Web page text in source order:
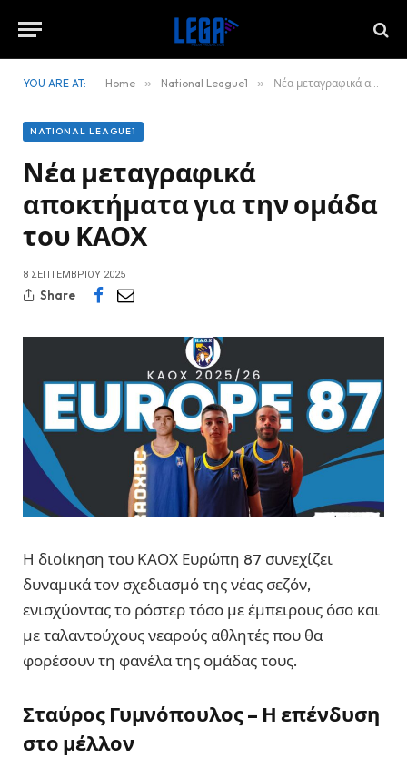
YOU ARE AT: Home » National League1 » Νέα μεταγραφικά αποκτήματα για την ομάδα του ΚΑΟΧ
NATIONAL LEAGUE1
Νέα μεταγραφικά
αποκτήματα για την ομάδα
του ΚΑΟΧ
8 ΣΕΠΤΕΜΒΡΊΟΥ 2025
Share
Η διοίκηση του ΚΑΟΧ Ευρώπη 87 συνεχίζει
δυναμικά τον σχεδιασμό της νέας σεζόν,
ενισχύοντας το ρόστερ τόσο με έμπειρους όσο και
με ταλαντούχους νεαρούς αθλητές που θα
φορέσουν τη φανέλα της ομάδας τους.
Σταύρος Γυμνόπουλος – Η επένδυση
στο μέλλον